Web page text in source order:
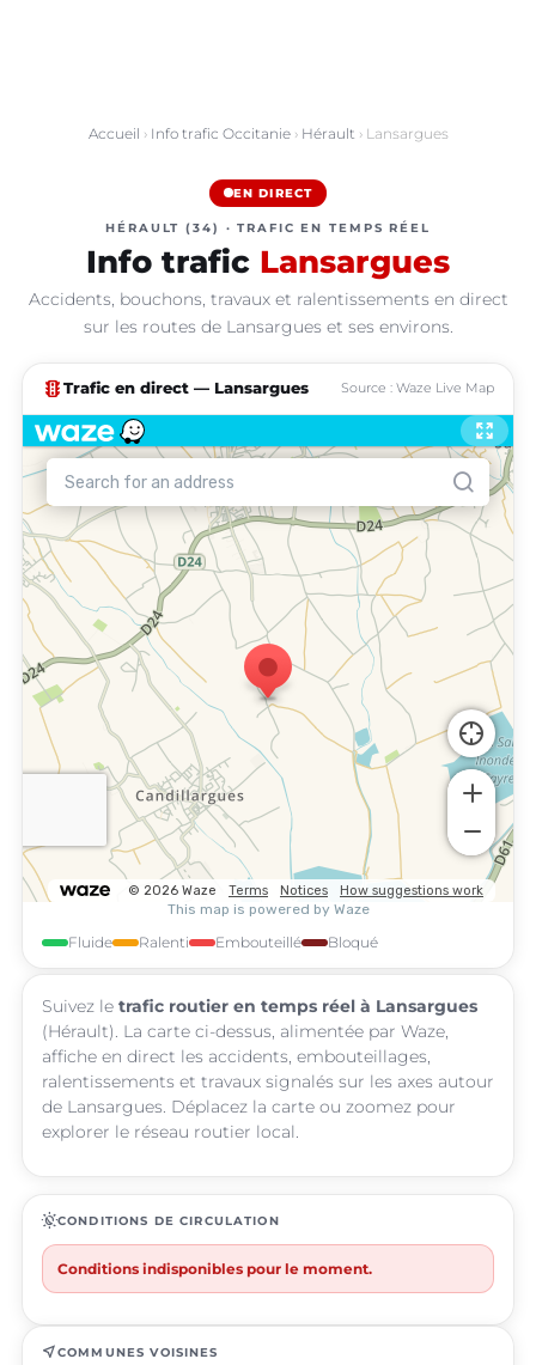
Accueil › Info trafic Occitanie› Hérault › Lansargues
EN DIRECT
HÉRAULT (34) · TRAFIC EN TEMPS RÉEL
Info trafic Lansargues
Accidents, bouchons, travaux et ralentissements en direct
sur les routes de Lansargues et ses environs.
traffic Trafic en direct — Lansargues Source : Waze Live Map
Fluide Ralenti Embouteillé Bloqué
Suivez le trafic routier en temps réel à Lansargues
(Hérault). La carte ci-dessus, alimentée par Waze,
affiche en direct les accidents, embouteillages,
ralentissements et travaux signalés sur les axes autour
de Lansargues. Déplacez la carte ou zoomez pour
explorer le réseau routier local.
routineCONDITIONS DE CIRCULATION
Conditions indisponibles pour le moment.
near_meCOMMUNES VOISINES